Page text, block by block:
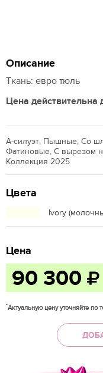
Описание
Ткань: евро тюль
Цена
А-силуэт, Пышные, Со
Фатиновые, С вырезом
Коллекция 2025
Цвета
Ivory
Цена
90 300
*Актуальную цену уточняйте по